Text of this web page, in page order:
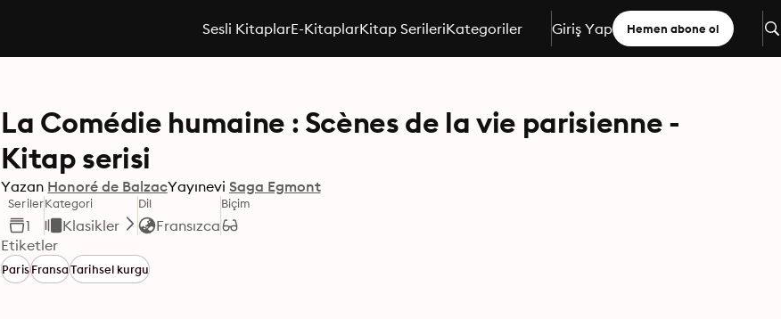
Sesli KitaplarE-KitaplarKitap SerileriKategoriler Giriş Yap Hemen abone ol
La Comédie humaine : Scènes de la vie parisienne -
Kitap serisi
Yazan Honoré de BalzacYayınevi Saga Egmont
Seriler
1
Kategori
Klasikler
Dil
Fransızca
Biçim
Etiketler
ParisFransaTarihsel kurgu